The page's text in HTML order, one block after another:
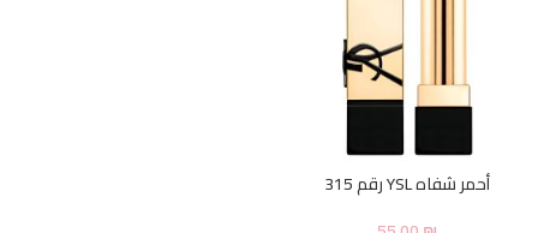
أحمر شفاه YSL رقم 315